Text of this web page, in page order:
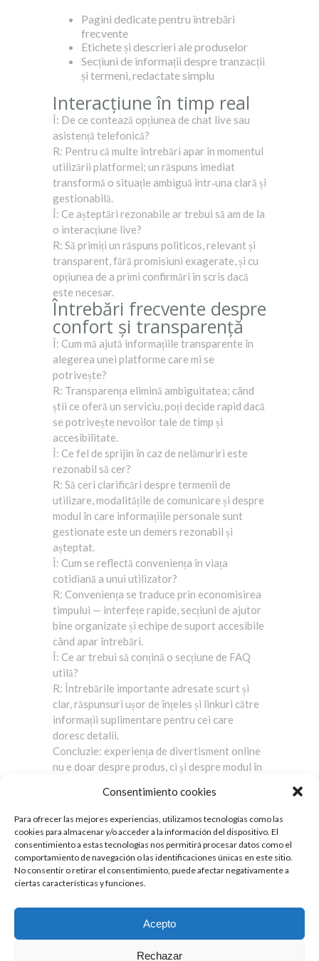
Consentimiento cookies
Para ofrecer las mejores experiencias, utilizamos tecnologías como las
cookies para almacenar y/o acceder a la información del dispositivo. El
consentimiento a estas tecnologías nos permitirá procesar datos como el
comportamiento de navegación o las identificaciones únicas en este sitio.
No consentir o retirar el consentimiento, puede afectar negativamente a
ciertas características y funciones.
Acepto
Rechazar
Pagini dedicate pentru întrebări
frecvente
Etichete și descrieri ale produselor
Secțiuni de informații despre tranzacții
și termeni, redactate simplu
Interacțiune în timp real
Î: De ce contează opțiunea de chat live sau
asistență telefonică?
R: Pentru că multe întrebări apar în momentul
utilizării platformei; un răspuns imediat
transformă o situație ambiguă într‑una clară și
gestionabilă.
Î: Ce așteptări rezonabile ar trebui să am de la
o interacțiune live?
R: Să primiți un răspuns politicos, relevant și
transparent, fără promisiuni exagerate, și cu
opțiunea de a primi confirmări în scris dacă
este necesar.
Întrebări frecvente despre
confort și transparență
Î: Cum mă ajută informațiile transparente în
alegerea unei platforme care mi se
potrivește?
R: Transparența elimină ambiguitatea; când
știi ce oferă un serviciu, poți decide rapid dacă
se potrivește nevoilor tale de timp și
accesibilitate.
Î: Ce fel de sprijin în caz de nelămuriri este
rezonabil să cer?
R: Să ceri clarificări despre termenii de
utilizare, modalitățile de comunicare și despre
modul în care informațiile personale sunt
gestionate este un demers rezonabil și
așteptat.
Î: Cum se reflectă conveniența în viața
cotidiană a unui utilizator?
R: Conveniența se traduce prin economisirea
timpului — interfețe rapide, secțiuni de ajutor
bine organizate și echipe de suport accesibile
când apar întrebări.
Î: Ce ar trebui să conțină o secțiune de FAQ
utilă?
R: Întrebările importante adresate scurt și
clar, răspunsuri ușor de înțeles și linkuri către
informații suplimentare pentru cei care
doresc detalii.
Concluzie: experiența de divertisment online
nu e doar despre produs, ci și despre modul în
serviciu orientat spre confort tratează
utilizatorul cu claritate, oferă canale de
sprijin funcționale și pune la dispoziție
informații accesibile, astfel încât fiecare
vizită să fie simplă și previzibilă.
YOUTUBE